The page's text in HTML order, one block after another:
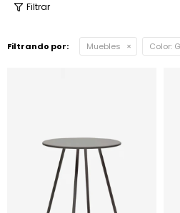
Filtrando por: Muebles Color: